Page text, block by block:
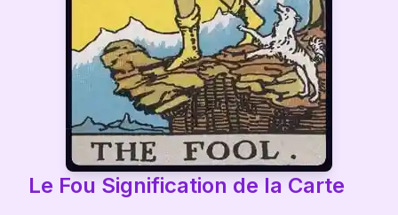
Le Fou Signification de la Carte